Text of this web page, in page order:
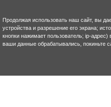
Продолжая использовать наш сайт, вы
устройства и разрешение его экрана;
кнопки нажимает пользователь; ip-
ваши данные обрабатывались, покиньте